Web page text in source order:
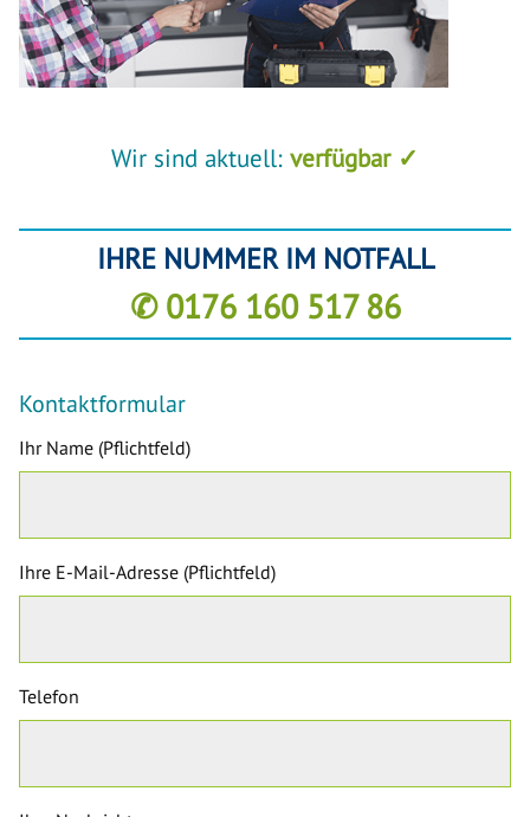
Wir sind aktuell: verfügbar ✓
IHRE NUMMER IM NOTFALL
✆ 0176 160 517 86
Kontaktformular
Ihr Name (Pflichtfeld)
Ihre E-Mail-Adresse (Pflichtfeld)
Telefon